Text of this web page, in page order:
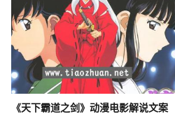
《天下霸道之剑》动漫电影解说文案